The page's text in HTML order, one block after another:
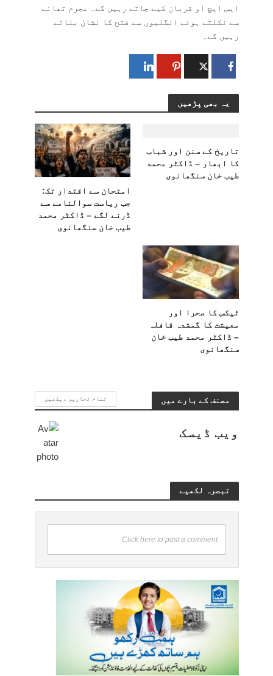
ایس ایچ او قربان کیے جاتے رہیں گے۔ مجرم تھانے
سے نکلتے ہوئے انگلیوں سے فتح کا نشان بناتے
رہیں گے۔
یہ بھی پڑھیں
تاریخ کے سنن اور شباب
کا ابھار – ڈاکٹر محمد
طیب خان سنگھانوی
امتحان سے اقتدار تک:
جب ریاست سوالنامے سے
ڈرنے لگے – ڈاکٹر محمد
طیب خان سنگھانوی
ٹیکس کا صحرا اور
معیشت کا گمشدہ قافلہ
– ڈاکٹر محمد طیب خان
سنگھانوی
مصنف کے بارے میں تمام تحاریر دیکھیں
ویب ڈیسک
تبصرہ لکھیے
Click here to post a comment